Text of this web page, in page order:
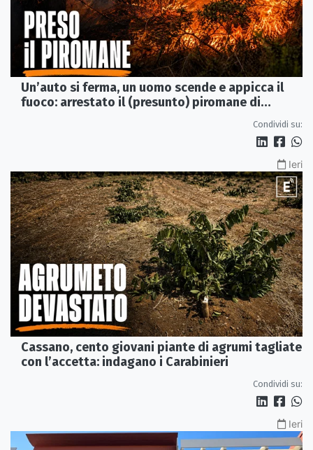
Un’auto si ferma, un uomo scende e appicca il
fuoco: arrestato il (presunto) piromane di
Condividi su:
Ieri
Cassano, cento giovani piante di agrumi tagliate
con l’accetta: indagano i Carabinieri
Condividi su:
Ieri